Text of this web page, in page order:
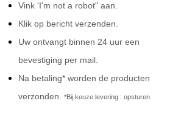
Vink 'I'm not a robot" aan.
Klik op bericht verzenden.
Uw ontvangt binnen 24 uur een
bevestiging per mail.
Na betaling* worden de producten
verzonden.
*Bij keuze levering : opsturen